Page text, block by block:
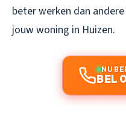
beter werken dan
jouw woning in Huizen.
NU
BEL